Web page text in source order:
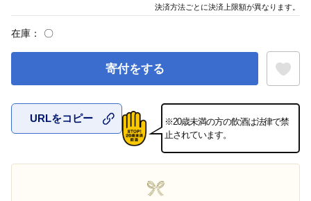
在庫： 〇
寄付をする
お気に入
URLをコピー
※20歳未満の方の飲酒は法律で禁
止されています。
決済方法ごとに決済上限額が異なります。